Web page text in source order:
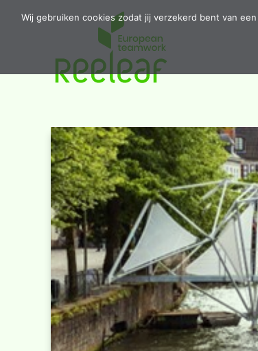
Wij gebruiken cookies zodat jij verzekerd bent van